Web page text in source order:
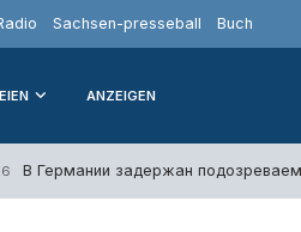
Sachsen-presseball Buch
ANZEIGEN
В Германии задержан